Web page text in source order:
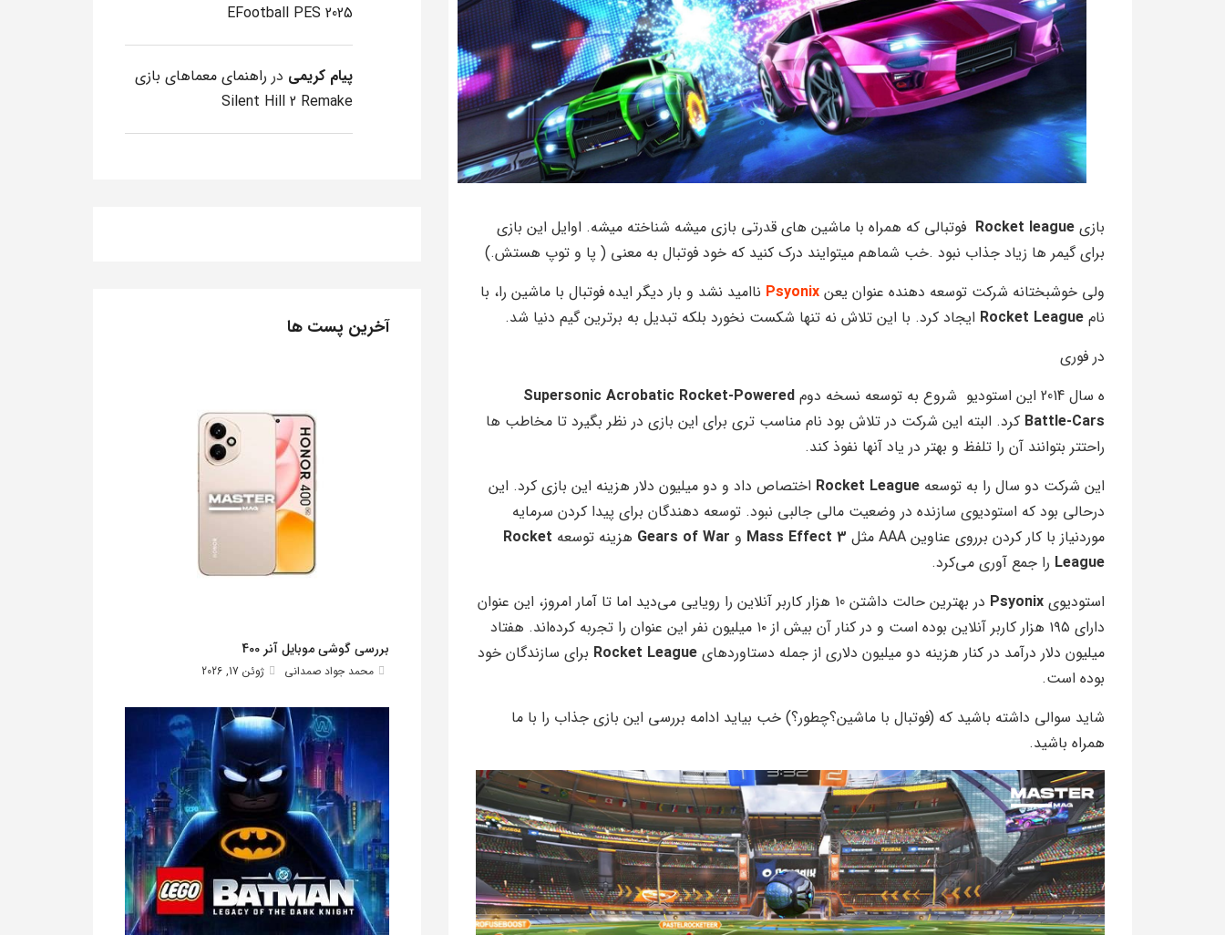
بازی Rocket league فوتبالی که همراه با ماشین های قدرتی بازی میشه شناخته میشه. اوایل این بازی
برای گیمر ها زیاد جذاب نبود .خب شماهم میتوایند درک کنید که خود فوتبال به معنی ( پا و توپ هستش.)
ولی خوشبختانه شرکت توسعه دهنده عنوان یعن Psyonix ناامید نشد و بار دیگر ایده فوتبال با ماشین را، با
نام Rocket League ایجاد کرد. با این تلاش نه تنها شکست نخورد بلکه تبدیل به برترین گیم دنیا شد.
در فوری
ه سال 2014 این استودیو شروع به توسعه نسخه دوم
Supersonic Acrobatic Rocket-Powered
Battle-Cars کرد. البته این شرکت در تلاش بود نام مناسب تری برای این بازی در نظر بگیرد تا مخاطب ها
راحتتر بتوانند آن را تلفظ و بهتر در یاد آنها نفوذ کند.
این شرکت دو سال را به توسعه Rocket League اختصاص داد و دو میلیون دلار هزینه این بازی کرد. این
درحالی بود که استودیوی سازنده در وضعیت مالی جالبی نبود. توسعه دهندگان برای پیدا کردن سرمایه
موردنیاز با کار کردن برروی عناوین AAA مثل
Mass Effect 3 و Gears of War هزینه توسعه Rocket
League را جمع آوری می‌کرد.
استودیوی Psyonix
در بهترین حالت داشتن 10 هزار کاربر آنلاین را رویایی می‌دید اما تا آمار امروز، این عنوان
دارای ۱۹۵ هزار کاربر آنلاین بوده است و در کنار آن بیش از ۱۰ میلیون نفر این عنوان را تجربه کرده‌اند. هفتاد
میلیون دلار درآمد در کنار هزینه دو میلیون دلاری از جمله دستاوردهای Rocket League برای سازندگان خود
بوده است.
شاید سوالی داشته باشید که (فوتبال با ماشین؟چطور؟) خب بیاید ادامه بررسی این بازی جذاب را با ما
همراه باشید.
EFootball PES 2025
پیام کریمی در راهنمای معماهای بازی
Silent Hill 2 Remake
آخرین پست ها
بررسی گوشی موبایل آنر 400
محمد جواد صمدانی ژوئن 17, 2026